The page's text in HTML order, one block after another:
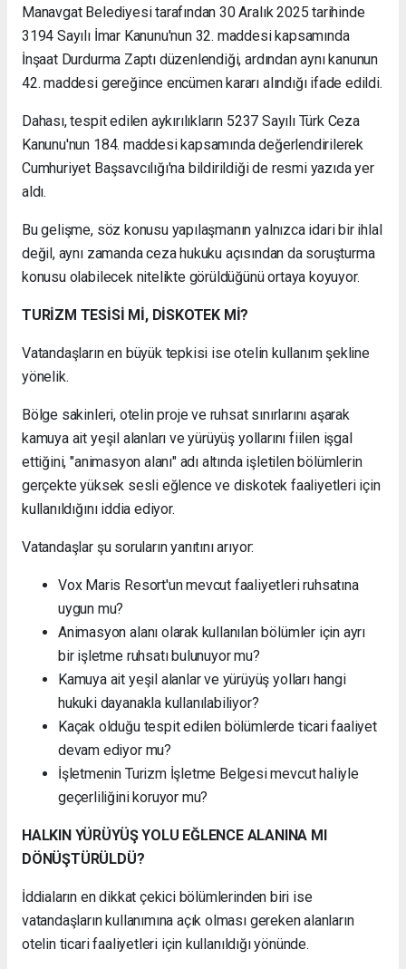
Manavgat Belediyesi tarafından 30 Aralık 2025 tarihinde
3194 Sayılı İmar Kanunu'nun 32. maddesi kapsamında
İnşaat Durdurma Zaptı düzenlendiği, ardından aynı kanunun
42. maddesi gereğince encümen kararı alındığı ifade edildi.
Dahası, tespit edilen aykırılıkların 5237 Sayılı Türk Ceza
Kanunu'nun 184. maddesi kapsamında değerlendirilerek
Cumhuriyet Başsavcılığı'na bildirildiği de resmi yazıda yer
aldı.
Bu gelişme, söz konusu yapılaşmanın yalnızca idari bir ihlal
değil, aynı zamanda ceza hukuku açısından da soruşturma
konusu olabilecek nitelikte görüldüğünü ortaya koyuyor.
TURİZM TESİSİ Mİ, DİSKOTEK Mİ?
Vatandaşların en büyük tepkisi ise otelin kullanım şekline
yönelik.
Bölge sakinleri, otelin proje ve ruhsat sınırlarını aşarak
kamuya ait yeşil alanları ve yürüyüş yollarını fiilen işgal
ettiğini, "animasyon alanı" adı altında işletilen bölümlerin
gerçekte yüksek sesli eğlence ve diskotek faaliyetleri için
kullanıldığını iddia ediyor.
Vatandaşlar şu soruların yanıtını arıyor:
Vox Maris Resort'un mevcut faaliyetleri ruhsatına
uygun mu?
Animasyon alanı olarak kullanılan bölümler için ayrı
bir işletme ruhsatı bulunuyor mu?
Kamuya ait yeşil alanlar ve yürüyüş yolları hangi
hukuki dayanakla kullanılabiliyor?
Kaçak olduğu tespit edilen bölümlerde ticari faaliyet
devam ediyor mu?
İşletmenin Turizm İşletme Belgesi mevcut haliyle
geçerliliğini koruyor mu?
HALKIN YÜRÜYÜŞ YOLU EĞLENCE ALANINA MI
DÖNÜŞTÜRÜLDÜ?
İddiaların en dikkat çekici bölümlerinden biri ise
vatandaşların kullanımına açık olması gereken alanların
otelin ticari faaliyetleri için kullanıldığı yönünde.